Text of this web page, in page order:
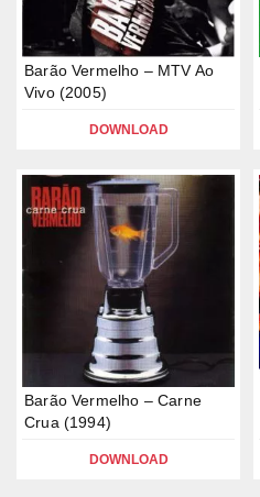
Barão Vermelho – MTV Ao
Vivo (2005)
DOWNLOAD
Barão Vermelho – Carne
Crua (1994)
DOWNLOAD